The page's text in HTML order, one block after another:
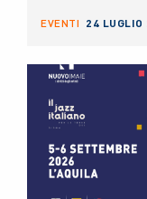
a domani
NUOVO IMAIE
diritto
tenuta dal
EVENTI 24